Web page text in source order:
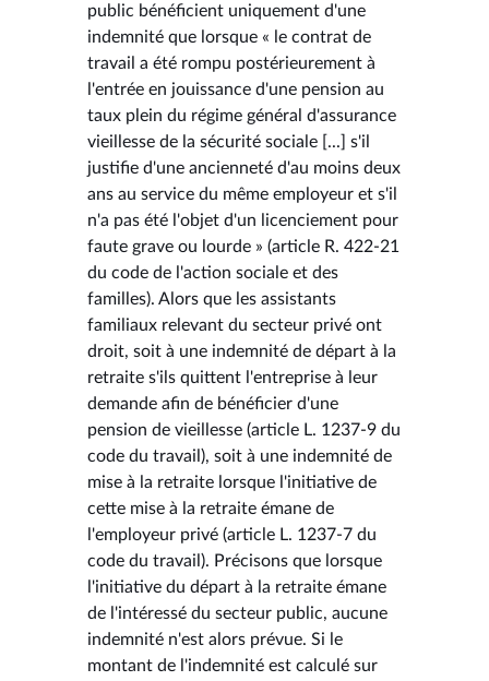
public bénéficient uniquement d'une
indemnité que lorsque « le contrat de
travail a été rompu postérieurement à
l'entrée en jouissance d'une pension au
taux plein du régime général d'assurance
vieillesse de la sécurité sociale [...] s'il
justifie d'une ancienneté d'au moins deux
ans au service du même employeur et s'il
n'a pas été l'objet d'un licenciement pour
faute grave ou lourde » (article R. 422-21
du code de l'action sociale et des
familles). Alors que les assistants
familiaux relevant du secteur privé ont
droit, soit à une indemnité de départ à la
retraite s'ils quittent l'entreprise à leur
demande afin de bénéficier d'une
pension de vieillesse (article L. 1237-9 du
code du travail), soit à une indemnité de
mise à la retraite lorsque l'initiative de
cette mise à la retraite émane de
l'employeur privé (article L. 1237-7 du
code du travail). Précisons que lorsque
l'initiative du départ à la retraite émane
de l'intéressé du secteur public, aucune
indemnité n'est alors prévue. Si le
montant de l'indemnité est calculé sur